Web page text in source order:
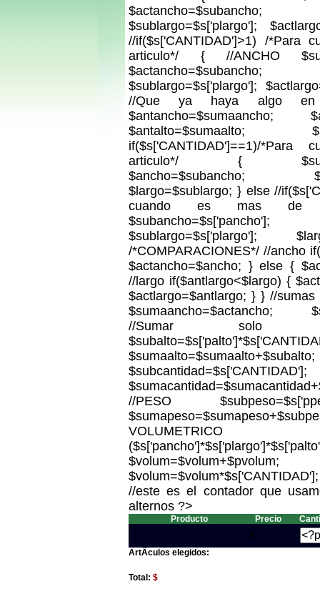
$sublargo=$s['plargo'];
//if($s['CANTIDAD']>1) /*Para
articulo*/ { //ANCHO
$sublargo=$s['plargo'];
//Que ya haya algo
$antancho=$sumaancho;
$antalto=$sumaalto;
if($s['CANTIDAD']==1)/
articulo*/ {
$ancho=$subancho;
$largo=$sublargo; } else //
cuando es mas
$subancho=$s['pancho'];
$sublargo=$s['plargo'];
/*COMPARACIONES*/ //ancho
$actancho=$ancho; } else {
//largo if($antlargo<$largo) {
$actlargo=$antlargo; } } //
$sumaancho=$actancho;
//Sumar solo
$subcantidad=$s['CANTIDAD'];
//PESO
$volum=$volum+$pvolum;
//este es el contador que
alternos ?>
Producto Precio
$
ArtÃ­culos elegidos:
Total:$